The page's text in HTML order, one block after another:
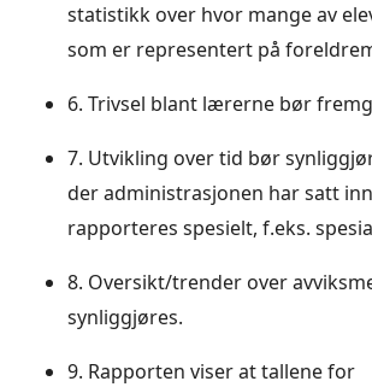
statistikk over hvor mange av
som er representert på
6. Trivsel blant lærerne bør
7. Utvikling over tid bør
der administrasjonen har satt
rapporteres spesielt, f.eks.
8. Oversikt/trender over
synliggjøres.
9. Rapporten viser at tallene for